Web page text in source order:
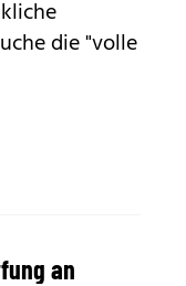
die "volle
an